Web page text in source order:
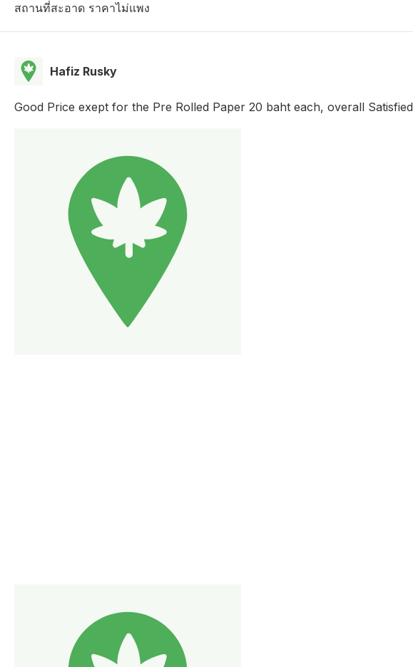
สถานที่สะอาด ราคาไม่แพง
Hafiz Rusky
Good Price exept for the Pre Rolled Paper 20 baht each, overall Satisfied